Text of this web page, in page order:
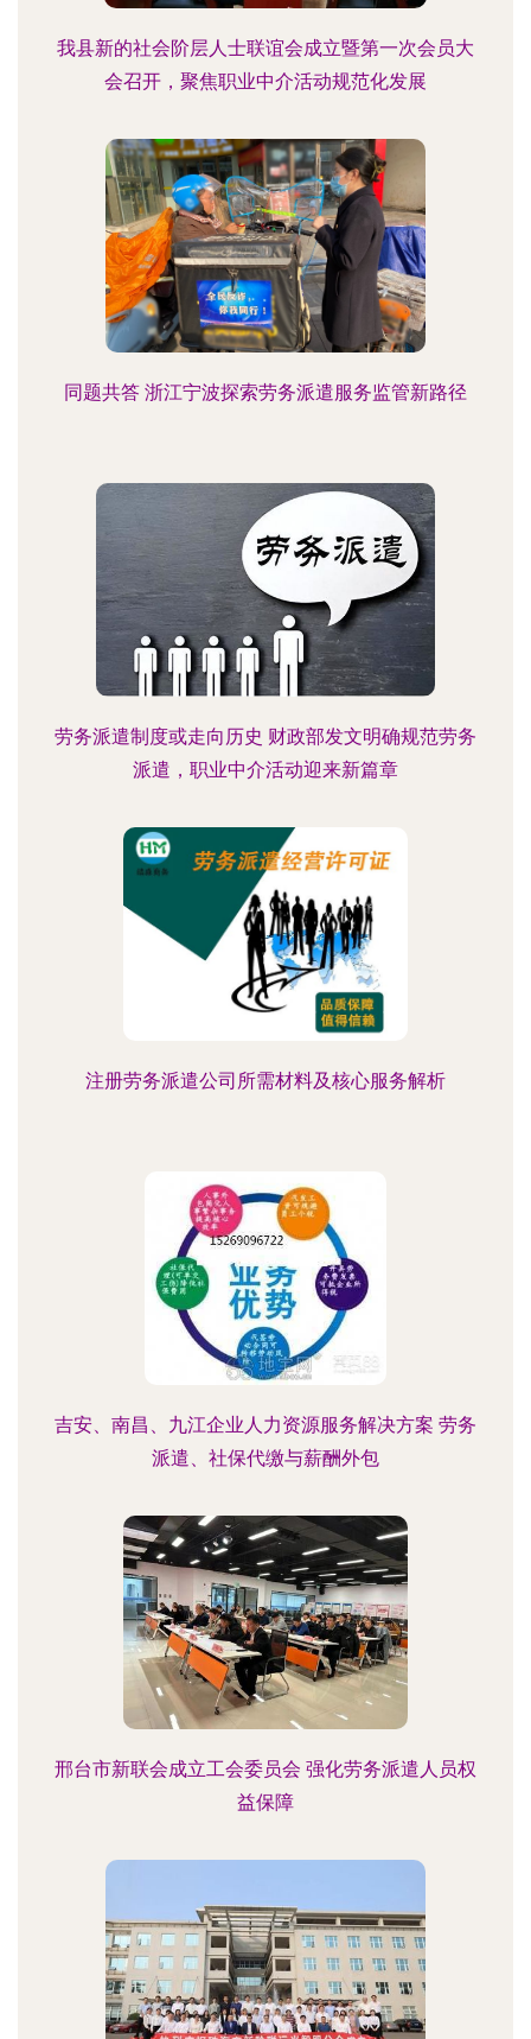
我县新的社会阶层人士联谊会成立暨第一次会员大
会召开，聚焦职业中介活动规范化发展
同题共答 浙江宁波探索劳务派遣服务监管新路径
劳务派遣制度或走向历史 财政部发文明确规范劳务
派遣，职业中介活动迎来新篇章
注册劳务派遣公司所需材料及核心服务解析
吉安、南昌、九江企业人力资源服务解决方案 劳务
派遣、社保代缴与薪酬外包
邢台市新联会成立工会委员会 强化劳务派遣人员权
益保障